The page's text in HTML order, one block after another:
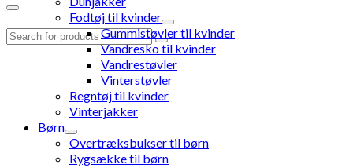
Search
Fodtøj til kvinder
Gummistøvler til kvinder
Vandresko til kvinder
Vandrestøvler
Vinterstøvler
Regntøj til kvinder
Vinterjakker
Børn
Overtræksbukser til børn
Rygsække til børn